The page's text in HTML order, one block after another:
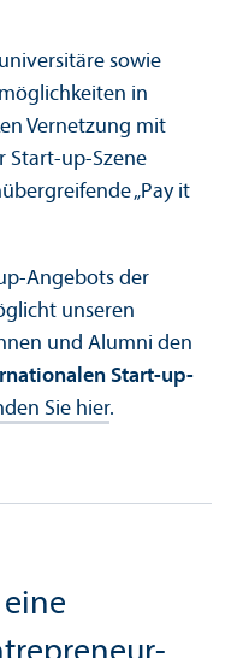
sowie
in
Vernetzung mit
Start-up-Szene
„Pay it
Angebots der
unseren
und Alumni den
Start-up-
Sie hier.